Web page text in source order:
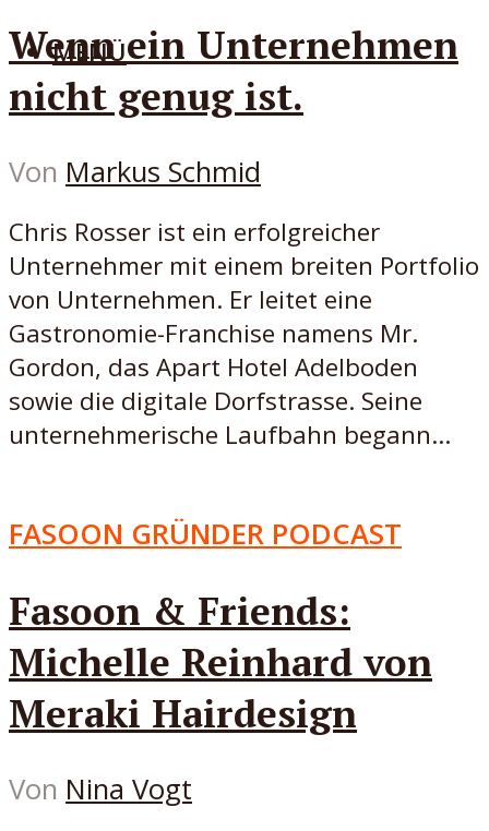
MENÜ
Wenn ein Unternehmen
nicht genug ist.
Von Markus Schmid
Chris Rosser ist ein erfolgreicher
Unternehmer mit einem breiten Portfolio
von Unternehmen. Er leitet eine
Gastronomie-Franchise namens Mr.
Gordon, das Apart Hotel Adelboden
sowie die digitale Dorfstrasse. Seine
unternehmerische Laufbahn begann...
FASOON GRÜNDER PODCAST
Fasoon & Friends:
Michelle Reinhard von
Meraki Hairdesign
Von Nina Vogt